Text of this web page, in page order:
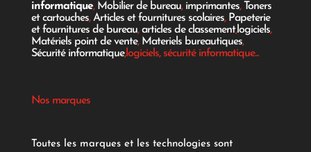
informatique, Mobilier de bureau, imprimantes, Toners
et cartouches,Articles et fournitures scolaires, Papeterie
et fournitures de bureau,articles de classement,logiciels,
Matériels point de vente, Materiels bureautiques,
Sécurité informatique,logiciels, sécurité informatique...
Nos marques
Toutes les marques et les technologies sont